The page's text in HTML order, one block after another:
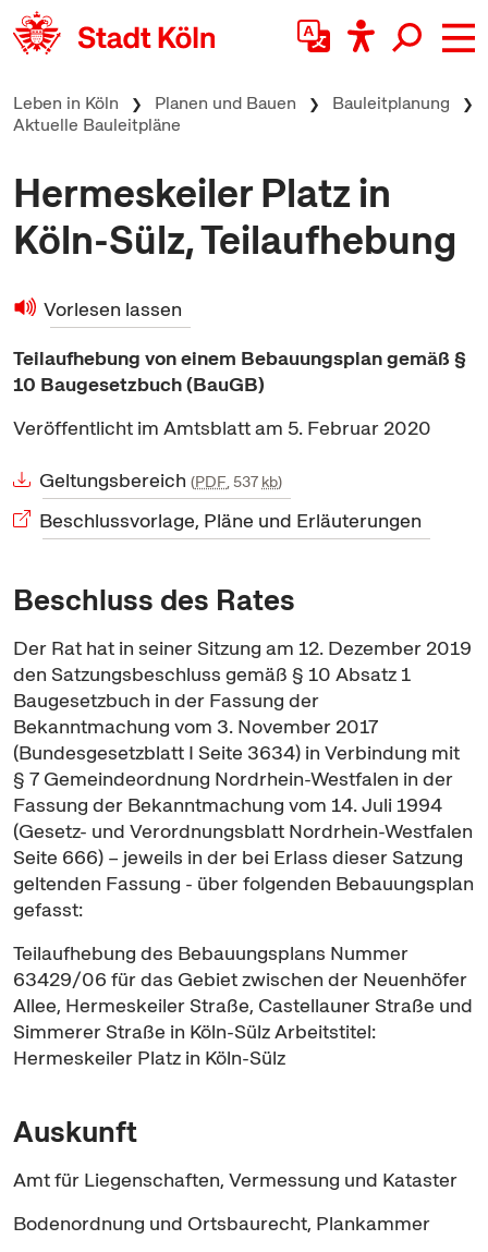
zum Inhalt springen
Leben in Köln Planen und Bauen
Bauleitplanung
Aktuelle Bauleitpläne
Hermeskeiler Platz in
Köln-Sülz, Teilaufhebung
Vorlesen lassen
Teilaufhebung von einem Bebauungsplan gemäß §
10 Baugesetzbuch (BauGB)
Veröffentlicht im Amtsblatt am 5. Februar 2020
Geltungsbereich PDF, 537 kb
Beschlussvorlage, Pläne und Erläuterungen
Beschluss des Rates
Der Rat hat in seiner Sitzung am 12. Dezember 2019
den Satzungsbeschluss gemäß § 10 Absatz 1
Baugesetzbuch in der Fassung der
Bekanntmachung vom 3. November 2017
(Bundesgesetzblatt I Seite 3634) in Verbindung mit
§ 7 Gemeindeordnung Nordrhein-Westfalen in der
Fassung der Bekanntmachung vom 14. Juli 1994
(Gesetz- und Verordnungsblatt Nordrhein-Westfalen
Seite 666) – jeweils in der bei Erlass dieser Satzung
geltenden Fassung - über folgenden Bebauungsplan
gefasst:
Teilaufhebung des Bebauungsplans Nummer
63429/06 für das Gebiet zwischen der Neuenhöfer
Allee, Hermeskeiler Straße, Castellauner Straße und
Simmerer Straße in Köln-Sülz Arbeitstitel:
Hermeskeiler Platz in Köln-Sülz
Auskunft
Amt für Liegenschaften, Vermessung und Kataster
Bodenordnung und Ortsbaurecht, Plankammer